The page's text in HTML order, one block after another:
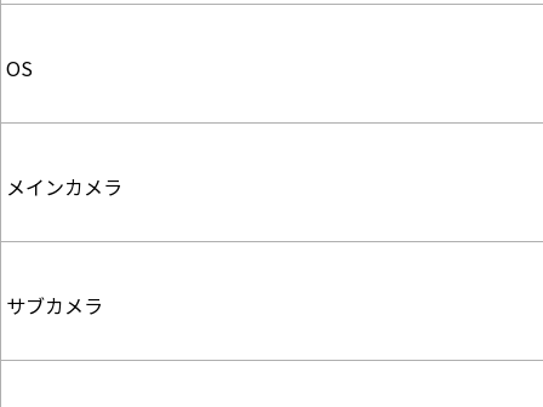
OS
メインカメラ
サブカメラ